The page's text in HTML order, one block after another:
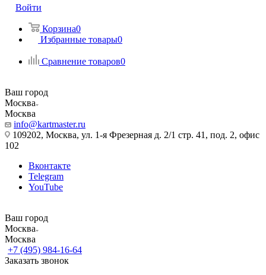
Войти
Корзина0
Избранные товары0
Сравнение товаров0
Ваш город
Москва
Москва
info@kartmaster.ru
109202, Москва, ул. 1-я Фрезерная д. 2/1 стр. 41, под. 2, офис
102
Вконтакте
Telegram
YouTube
Ваш город
Москва
Москва
+7 (495) 984-16-64
Заказать звонок